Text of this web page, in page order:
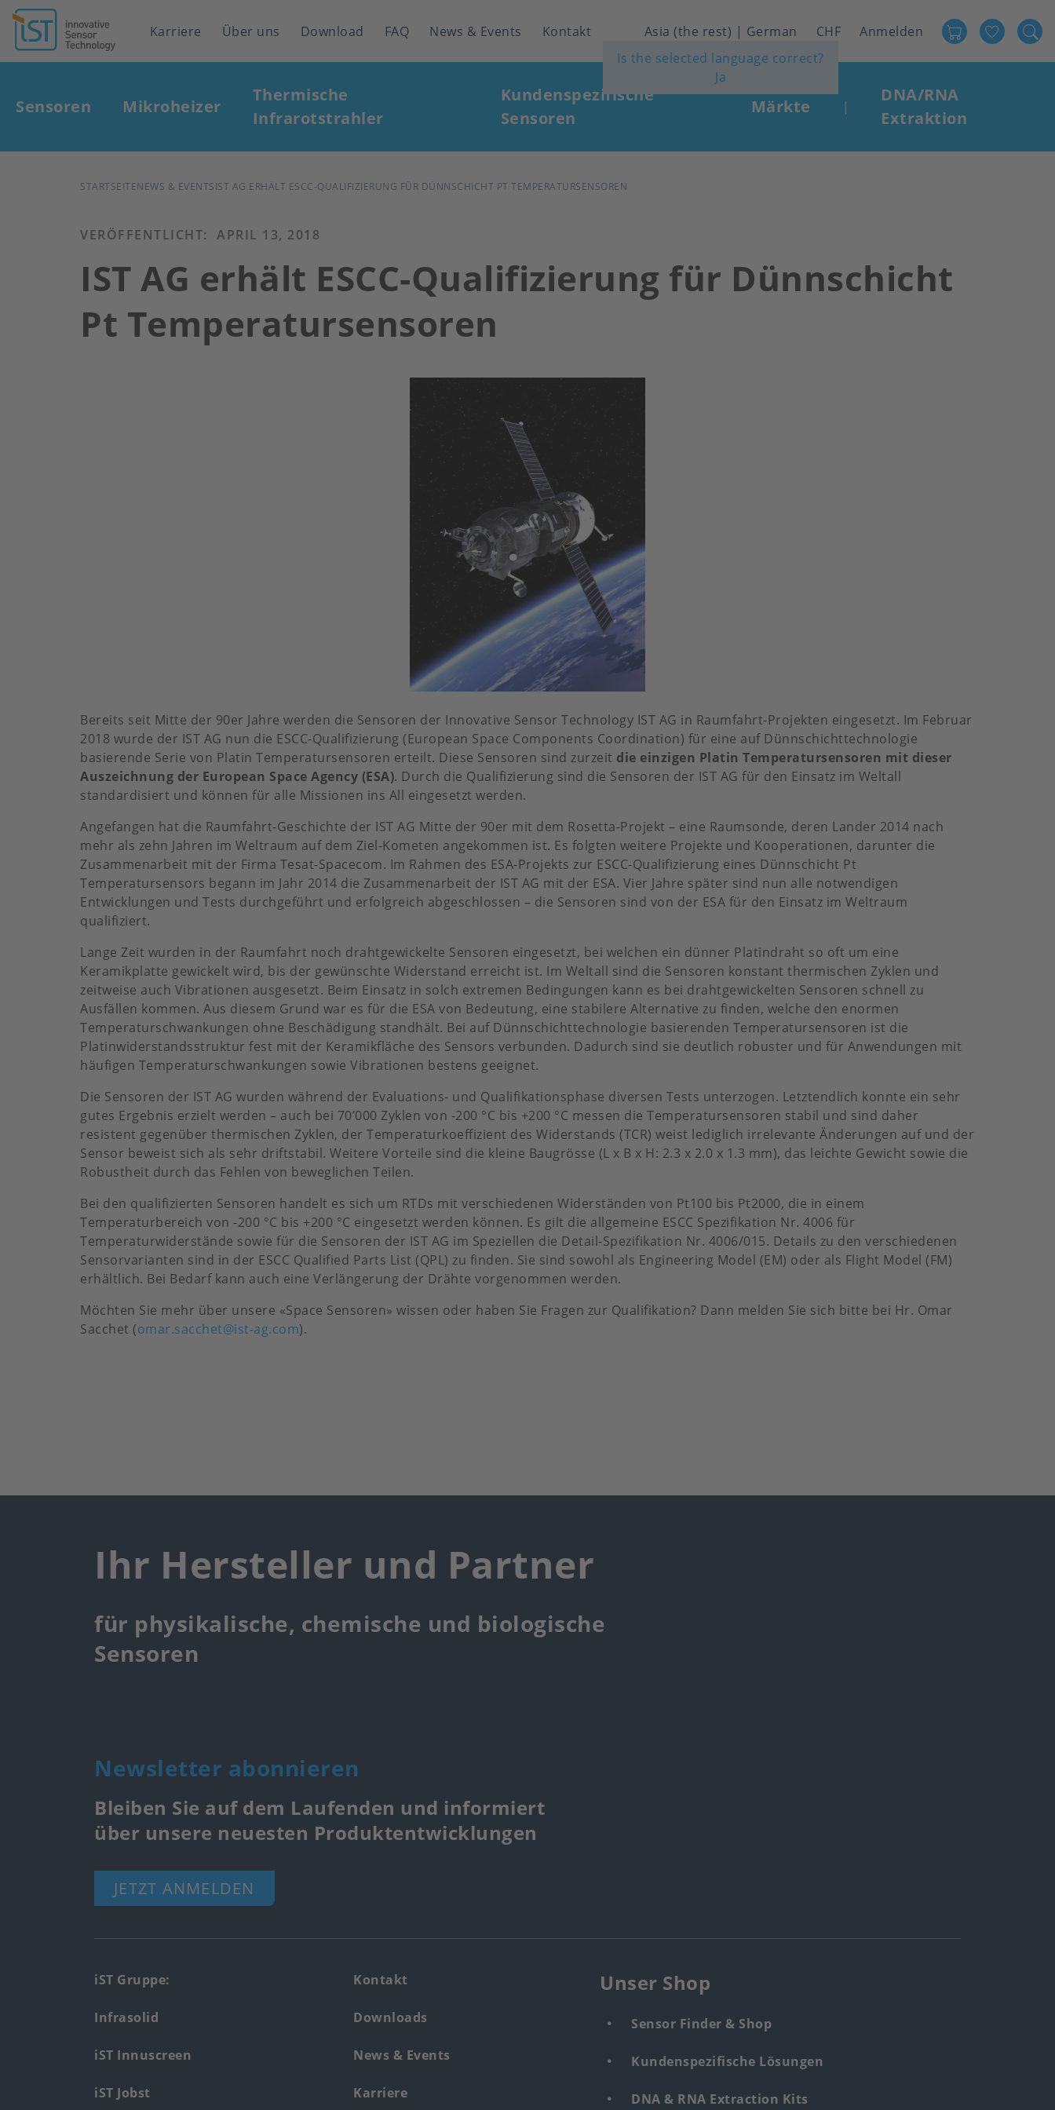
Header
navigation
Karriere Über uns Download FAQ News & Events Kontakt
Asia (the rest) | German
Is the selected language correct?
Ja
CHF
User
account
menu
Anmelden
navigation
Sensoren Mikroheizer
Thermische
Infrarotstrahler
Kundenspezifische
Sensoren
Märkte |
DNA/RNA
Extraktion
PFADNAVIGATION
STARTSEITENEWS & EVENTSIST AG ERHÄLT ESCC-QUALIFIZIERUNG FÜR DÜNNSCHICHT PT TEMPERATURSENSOREN
VERÖFFENTLICHT: APRIL 13, 2018
IST AG erhält ESCC-Qualifizierung für Dünnschicht
Pt Temperatursensoren
Bereits seit Mitte der 90er Jahre werden die Sensoren der Innovative Sensor Technology IST AG in Raumfahrt-Projekten eingesetzt. Im Februar
2018 wurde der IST AG nun die ESCC-Qualifizierung (European Space Components Coordination) für eine auf Dünnschichttechnologie
basierende Serie von Platin Temperatursensoren erteilt. Diese Sensoren sind zurzeit die einzigen Platin Temperatursensoren mit dieser
Auszeichnung der European Space Agency (ESA). Durch die Qualifizierung sind die Sensoren der IST AG für den Einsatz im Weltall
standardisiert und können für alle Missionen ins All eingesetzt werden.
Angefangen hat die Raumfahrt-Geschichte der IST AG Mitte der 90er mit dem Rosetta-Projekt – eine Raumsonde, deren Lander 2014 nach
mehr als zehn Jahren im Weltraum auf dem Ziel-Kometen angekommen ist. Es folgten weitere Projekte und Kooperationen, darunter die
Zusammenarbeit mit der Firma Tesat-Spacecom. Im Rahmen des ESA-Projekts zur ESCC-Qualifizierung eines Dünnschicht Pt
Temperatursensors begann im Jahr 2014 die Zusammenarbeit der IST AG mit der ESA. Vier Jahre später sind nun alle notwendigen
Entwicklungen und Tests durchgeführt und erfolgreich abgeschlossen – die Sensoren sind von der ESA für den Einsatz im Weltraum
qualifiziert.
Lange Zeit wurden in der Raumfahrt noch drahtgewickelte Sensoren eingesetzt, bei welchen ein dünner Platindraht so oft um eine
Keramikplatte gewickelt wird, bis der gewünschte Widerstand erreicht ist. Im Weltall sind die Sensoren konstant thermischen Zyklen und
zeitweise auch Vibrationen ausgesetzt. Beim Einsatz in solch extremen Bedingungen kann es bei drahtgewickelten Sensoren schnell zu
Ausfällen kommen. Aus diesem Grund war es für die ESA von Bedeutung, eine stabilere Alternative zu finden, welche den enormen
Temperaturschwankungen ohne Beschädigung standhält. Bei auf Dünnschichttechnologie basierenden Temperatursensoren ist die
Platinwiderstandsstruktur fest mit der Keramikfläche des Sensors verbunden. Dadurch sind sie deutlich robuster und für Anwendungen mit
häufigen Temperaturschwankungen sowie Vibrationen bestens geeignet.
Die Sensoren der IST AG wurden während der Evaluations- und Qualifikationsphase diversen Tests unterzogen. Letztendlich konnte ein sehr
gutes Ergebnis erzielt werden – auch bei 70’000 Zyklen von -200 °C bis +200 °C messen die Temperatursensoren stabil und sind daher
resistent gegenüber thermischen Zyklen, der Temperaturkoeffizient des Widerstands (TCR) weist lediglich irrelevante Änderungen auf und der
Sensor beweist sich als sehr driftstabil. Weitere Vorteile sind die kleine Baugrösse (L x B x H: 2.3 x 2.0 x 1.3 mm), das leichte Gewicht sowie die
Robustheit durch das Fehlen von beweglichen Teilen.
Bei den qualifizierten Sensoren handelt es sich um RTDs mit verschiedenen Widerständen von Pt100 bis Pt2000, die in einem
Temperaturbereich von -200 °C bis +200 °C eingesetzt werden können. Es gilt die allgemeine ESCC Spezifikation Nr. 4006 für
Temperaturwiderstände sowie für die Sensoren der IST AG im Speziellen die Detail-Spezifikation Nr. 4006/015. Details zu den verschiedenen
Sensorvarianten sind in der ESCC Qualified Parts List (QPL) zu finden. Sie sind sowohl als Engineering Model (EM) oder als Flight Model (FM)
erhältlich. Bei Bedarf kann auch eine Verlängerung der Drähte vorgenommen werden.
Möchten Sie mehr über unsere «Space Sensoren» wissen oder haben Sie Fragen zur Qualifikation? Dann melden Sie sich bitte bei Hr. Omar
Sacchet (omar.sacchet@ist-ag.com).
Ihr Hersteller und Partner
für physikalische, chemische und biologische
Sensoren
Newsletter abonnieren
Bleiben Sie auf dem Laufenden und informiert
über unsere neuesten Produktentwicklungen
JETZT ANMELDEN
Footer
main
menu
iST Gruppe:
Infrasolid
iST Innuscreen
iST Jobst
Kontakt
Downloads
News & Events
Karriere
Unser Shop
Sensor Finder & Shop
Kundenspezifische Lösungen
DNA & RNA Extraction Kits